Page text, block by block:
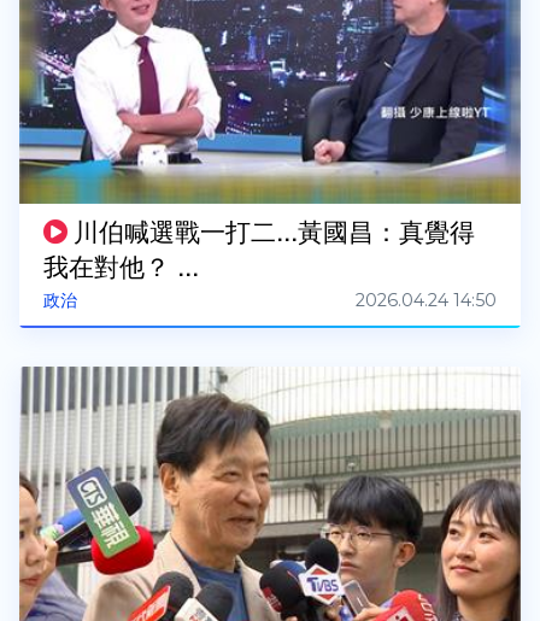
政治
川伯喊選戰一打二...黃國昌：真覺得
我在對他？ ...
2026.04.24 14:50